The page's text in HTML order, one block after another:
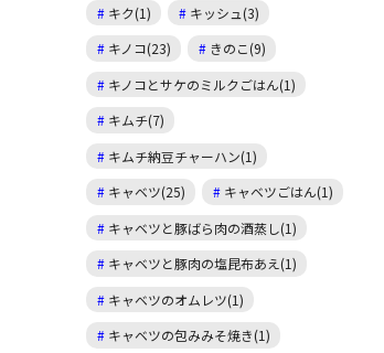
キク(1)
キッシュ(3)
キノコ(23)
きのこ(9)
キノコとサケのミルクごはん(1)
キムチ(7)
キムチ納豆チャーハン(1)
キャベツ(25)
キャベツごはん(1)
キャベツと豚ばら肉の酒蒸し(1)
キャベツと豚肉の塩昆布あえ(1)
キャベツのオムレツ(1)
キャベツの包みみそ焼き(1)